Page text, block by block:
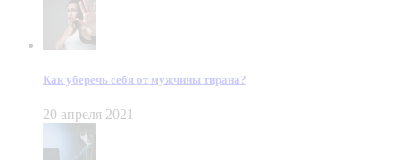
Как уберечь себя от мужчины тирана?
20 апреля 2021